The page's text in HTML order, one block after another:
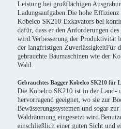
Leistung bei großflächigen
Ladungsaufgaben.Die hohe
Kobelco SK210-Exkavators bei
dafür, dass er den Anforderungen
wird.Verbesserung der Produktivität
der langfristigen ZuverlässigkeitFür
gebrauchte Baumaschinen wie der
Wahl.
Gebrauchtes Bagger Kobelco SK210
Die Kobelco SK210 ist in der Land-
hervorragend geeignet, wo sie zur
Bewässerungssystemen und sogar
Waldräumung eingesetzt
einschließlich einer guten Sicht und